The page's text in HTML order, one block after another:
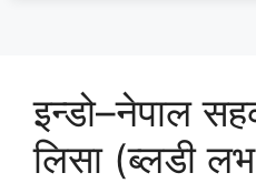
इन्डो–नेपाल
लिसा (ब्लडी